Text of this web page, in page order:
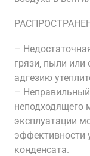
–
грязи‚ пыли
адгезию
–
неподходящего
эксплуатации
эффективности
конденсата.